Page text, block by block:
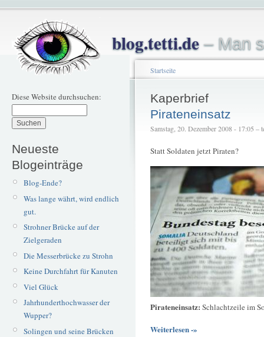
blog.tetti.de– Man
Diese Website durchsuchen:
Neueste
Blogeinträge
Blog-Ende?
Was lange währt, wird endlich
gut.
Strohner Brücke auf der
Zielgeraden
Die Messerbrücke zu Strohn
Keine Durchfahrt für Kanuten
Viel Glück
Jahrhunderthochwasser der
Wupper?
Solingen und seine Brücken
Startseite
Kaperbrief
Pirateneinsatz
Samstag, 20. Dezember 2008 - 17:05 –
Statt Soldaten jetzt Piraten?
Pirateneinsatz: Schlachtzeile im
Weiterlesen -»